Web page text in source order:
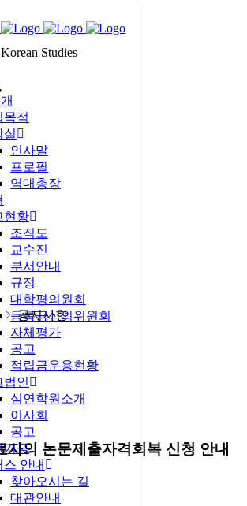
목적
실
인사말
프로필
역대총장
현황
조직도
교수진
부서안내
규정
대학평의원회
등록금심의위원회
자체평가
공고
적립금운용현황
법인
심연학원소개
이사회
공고
기금
스 안내
찾아오시는 길
대관안내
Studies
공지사항
자의 논문제출자격회복 신청 안내